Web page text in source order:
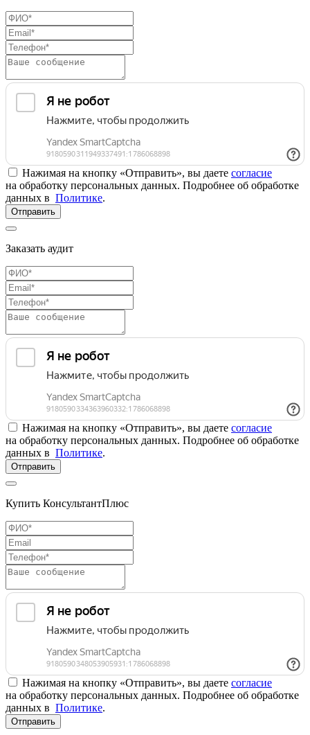
Нажимая на кнопку «Отправить», вы даете согласие
на обработку персональных данных. Подробнее об обработке
данных в Политике.
Отправить
Заказать аудит
Нажимая на кнопку «Отправить», вы даете согласие
на обработку персональных данных. Подробнее об обработке
данных в Политике.
Отправить
Купить КонсультантПлюс
Нажимая на кнопку «Отправить», вы даете согласие
на обработку персональных данных. Подробнее об обработке
данных в Политике.
Отправить